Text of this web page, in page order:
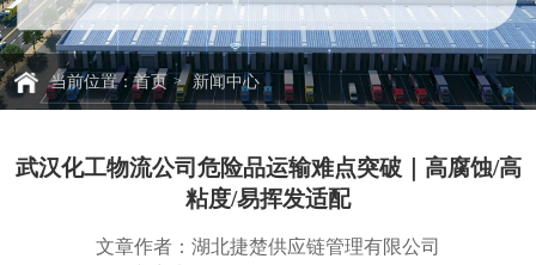
当前位置：首页 新闻中心
武汉化工物流公司危险品运输难点突破｜高腐蚀/高
粘度/易挥发适配
文章作者：湖北捷楚供应链管理有限公司